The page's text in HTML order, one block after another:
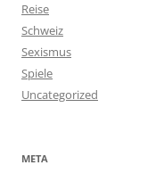
Reise
Schweiz
Sexismus
Spiele
Uncategorized
META